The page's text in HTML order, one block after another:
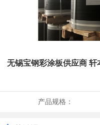
无锡宝钢彩涂板供应商 轩
产品规格：